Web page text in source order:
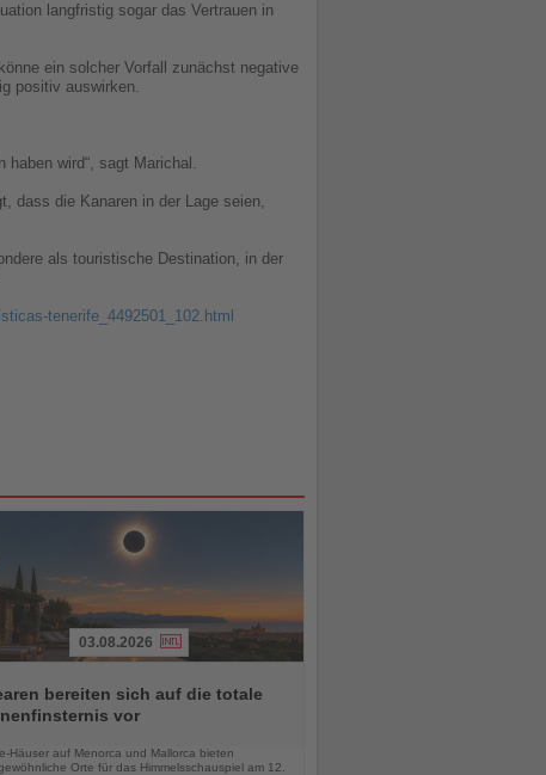
langfristig sogar das Vertrauen in
ein solcher Vorfall zunächst negative
positiv auswirken.
wird“, sagt Marichal.
dass die Kanaren in der Lage seien,
als touristische Destination, in der
tenerife_4492501_102.html
03.08.2026
bereiten sich auf die totale
vor
Häuser auf Menorca und Mallorca bieten
Orte für das Himmelsschauspiel am 12.